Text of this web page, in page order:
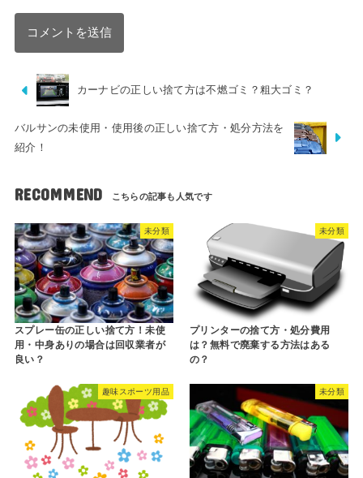
カーナビの正しい捨て方は不燃ゴミ？粗大ゴミ？
バルサンの未使用・使用後の正しい捨て方・処分方法を
紹介！
RECOMMEND
未分類
スプレー缶の正しい捨て方！未使
用・中身ありの場合は回収業者が
良い？
未分類
プリンターの捨て方・処分費用
は？無料で廃棄する方法はある
の？
趣味スポーツ用品 未分類